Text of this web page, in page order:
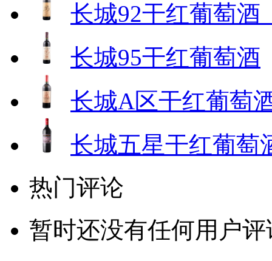
长城92干红葡萄酒
长城95干红葡萄酒
长城A区干红葡萄
长城五星干红葡萄
热门评论
暂时还没有任何用户评